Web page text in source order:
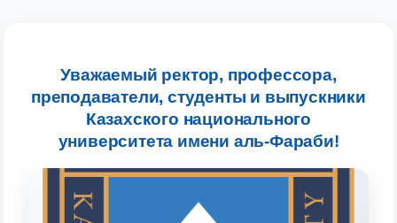
Уважаемый ректор, профессора,
преподаватели, студенты и выпускники
Казахского национального
университета имени аль-Фараби!
приёмной комиссии ТГЮУ.
Оставляйте здесь свои обращения по
вопросам приёма.
конкретные вопросы: